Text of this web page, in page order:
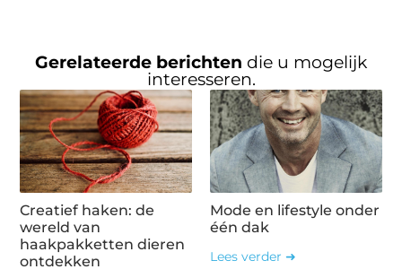
Gerelateerde berichten die u mogelijk
interesseren.
Creatief haken: de
wereld van
haakpakketten dieren
ontdekken
Mode en lifestyle onder
één dak
Lees verder ➜